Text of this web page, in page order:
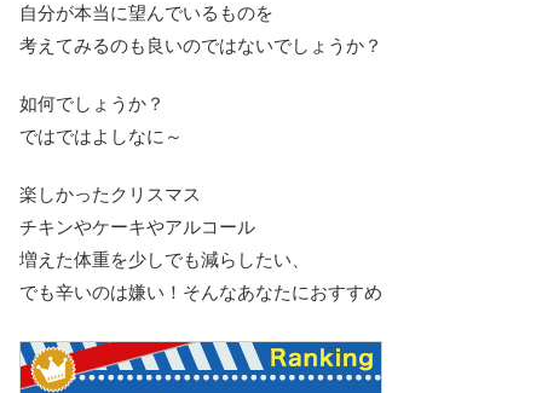
自分が本当に望んでいるものを
考えてみるのも良いのではないでしょうか？
如何でしょうか？
ではではよしなに～
楽しかったクリスマス
チキンやケーキやアルコール
増えた体重を少しでも減らしたい、
でも辛いのは嫌い！そんなあなたにおすすめ